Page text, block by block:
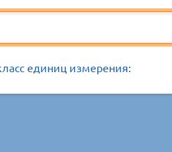
единиц измерения: